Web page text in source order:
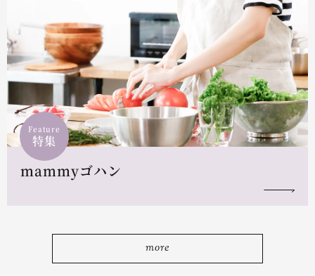
Feature
特集
mammyゴハン
more